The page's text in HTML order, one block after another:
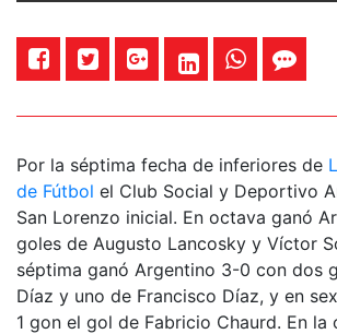
Por la séptima fecha de inferiores de
de Fútbol el Club Social y Deportivo
San Lorenzo inicial. En octava ganó
goles de Augusto Lancosky y Víctor
séptima ganó Argentino 3-0 con dos
Díaz y uno de Francisco Díaz, y en
1 gon el gol de Fabricio Chaurd. En la